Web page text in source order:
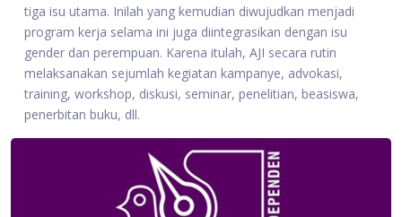
tiga isu utama. Inilah yang kemudian diwujudkan menjadi
program kerja selama ini juga diintegrasikan dengan isu
gender dan perempuan. Karena itulah, AJI secara rutin
melaksanakan sejumlah kegiatan kampanye, advokasi,
training, workshop, diskusi, seminar, penelitian, beasiswa,
penerbitan buku, dll.